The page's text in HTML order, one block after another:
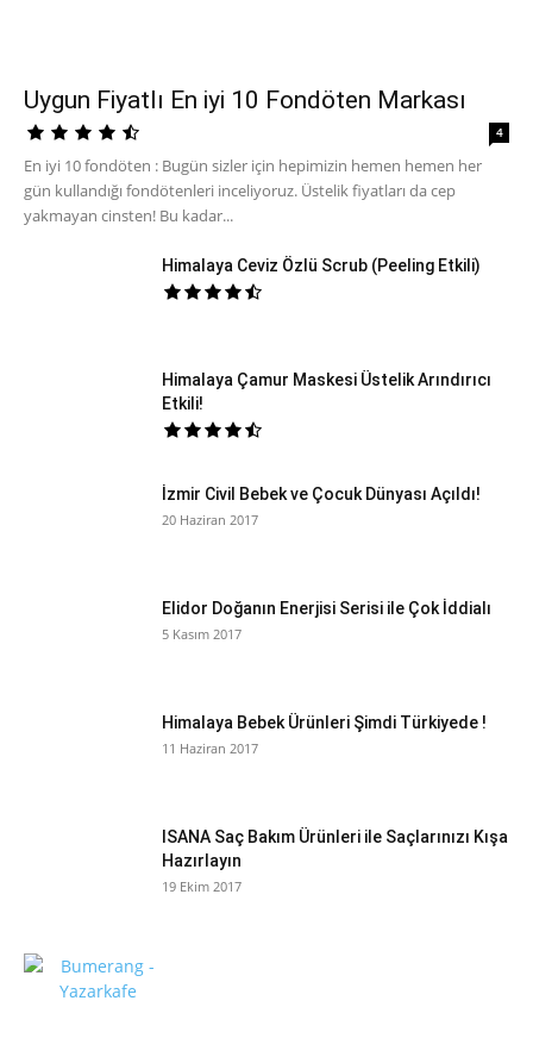
Uygun Fiyatlı En iyi 10 Fondöten Markası
4
En iyi 10 fondöten : Bugün sizler için hepimizin hemen hemen her
gün kullandığı fondötenleri inceliyoruz. Üstelik fiyatları da cep
yakmayan cinsten! Bu kadar...
Himalaya Ceviz Özlü Scrub (Peeling Etkili)
Himalaya Çamur Maskesi Üstelik Arındırıcı
Etkili!
İzmir Civil Bebek ve Çocuk Dünyası Açıldı!
20 Haziran 2017
Elidor Doğanın Enerjisi Serisi ile Çok İddialı
5 Kasım 2017
Himalaya Bebek Ürünleri Şimdi Türkiyede !
11 Haziran 2017
ISANA Saç Bakım Ürünleri ile Saçlarınızı Kışa
Hazırlayın
19 Ekim 2017